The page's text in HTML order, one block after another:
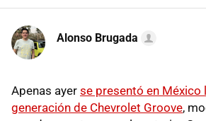
Alonso Brugada
Apenas ayer se presentó en México
generación de Chevrolet Groove,